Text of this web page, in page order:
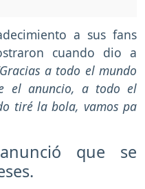
a sus fans
cuando dio a
a todo el mundo
el anuncio, a todo el
tiré la bola, vamos pa
que se